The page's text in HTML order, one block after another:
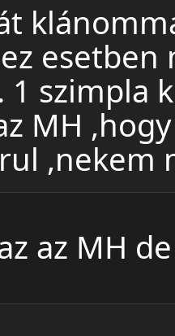
1 szimpla
MH
,nekem
az MH